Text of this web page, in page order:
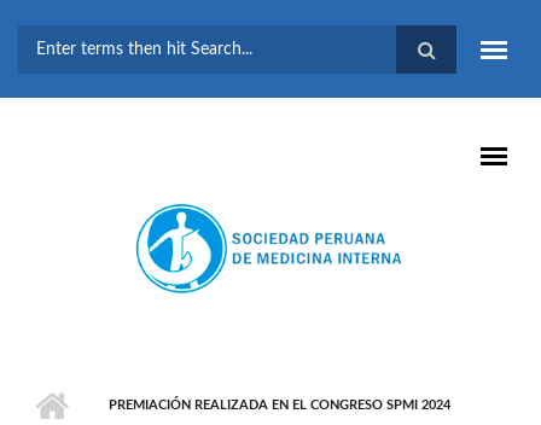
BÚSQUEDA
PREMIACIÓN REALIZADA EN EL CONGRESO SPMI 2024